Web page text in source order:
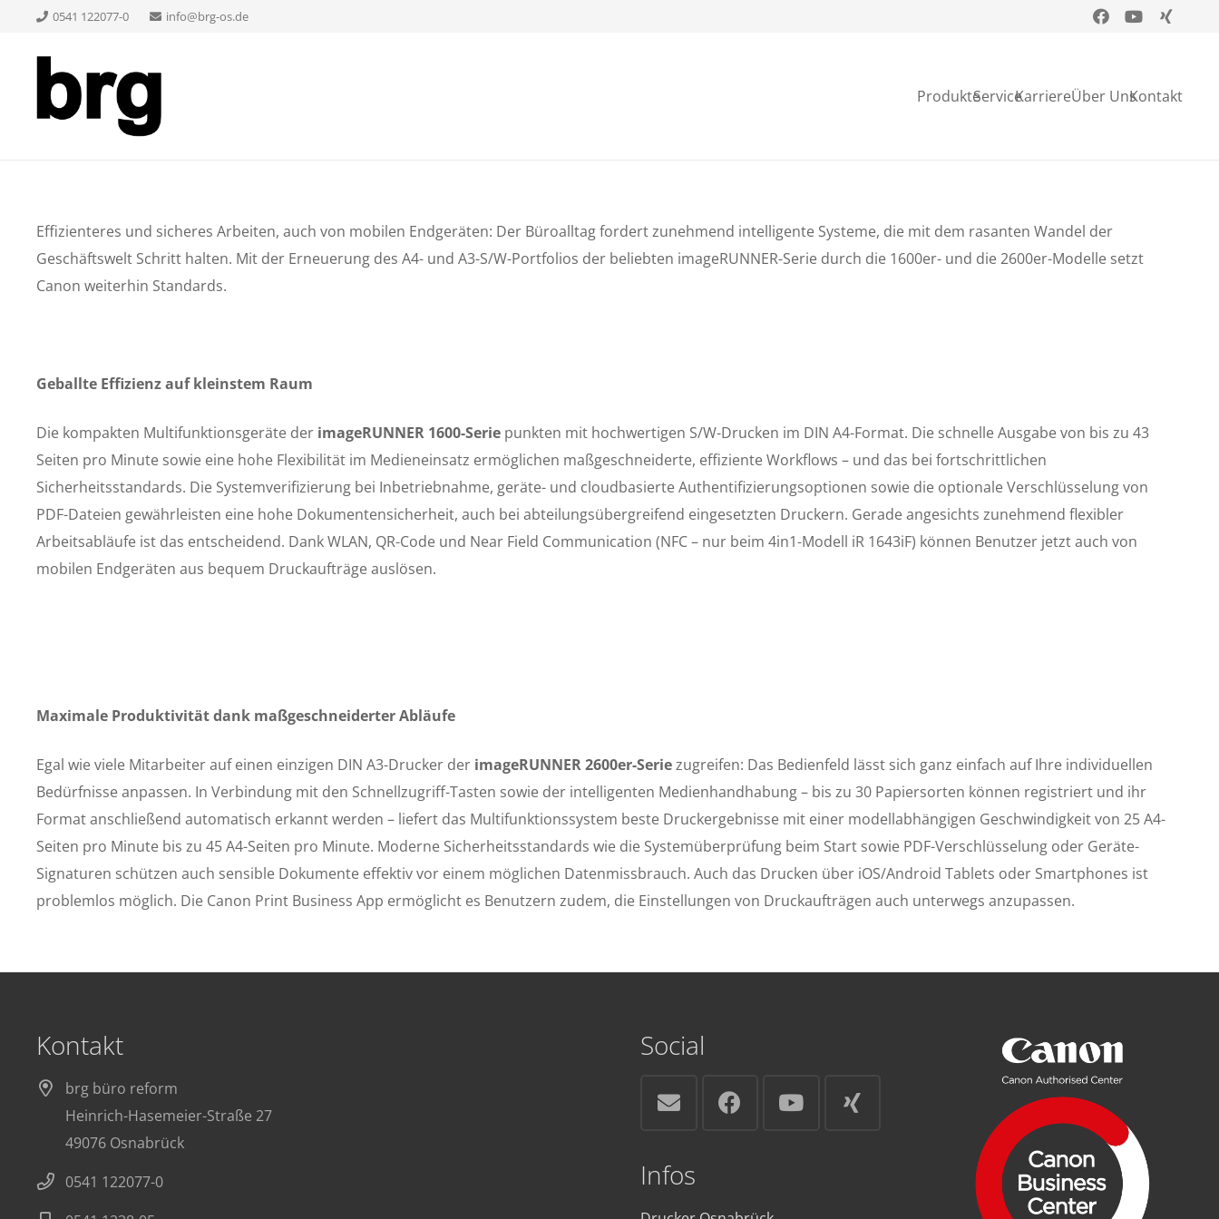
0541 122077-0 info@brg-os.de
ProdukteServiceKarriereÜber UnsKontakt
Effizienteres und sicheres Arbeiten, auch von mobilen Endgeräten: Der Büroalltag fordert zunehmend intelligente Systeme, die mit dem rasanten Wandel der
Geschäftswelt Schritt halten. Mit der Erneuerung des A4- und A3-S/W-Portfolios der beliebten imageRUNNER-Serie durch die 1600er- und die 2600er-Modelle setzt
Canon weiterhin Standards.
Geballte Effizienz auf kleinstem Raum
Die kompakten Multifunktionsgeräte der imageRUNNER 1600-Serie punkten mit hochwertigen S/W-Drucken im DIN A4-Format. Die schnelle Ausgabe von bis zu 43
Seiten pro Minute sowie eine hohe Flexibilität im Medieneinsatz ermöglichen maßgeschneiderte, effiziente Workflows – und das bei fortschrittlichen
Sicherheitsstandards. Die Systemverifizierung bei Inbetriebnahme, geräte- und cloudbasierte Authentifizierungsoptionen sowie die optionale Verschlüsselung von
PDF-Dateien gewährleisten eine hohe Dokumentensicherheit, auch bei abteilungsübergreifend eingesetzten Druckern. Gerade angesichts zunehmend flexibler
Arbeitsabläufe ist das entscheidend. Dank WLAN, QR-Code und Near Field Communication (NFC – nur beim 4in1-Modell iR 1643iF) können Benutzer jetzt auch von
mobilen Endgeräten aus bequem Druckaufträge auslösen.
Maximale Produktivität dank maßgeschneiderter Abläufe
Egal wie viele Mitarbeiter auf einen einzigen DIN A3-Drucker der imageRUNNER 2600er-Seriezugreifen: Das Bedienfeld lässt sich ganz einfach auf Ihre individuellen
Bedürfnisse anpassen. In Verbindung mit den Schnellzugriff-Tasten sowie der intelligenten Medienhandhabung – bis zu 30 Papiersorten können registriert und ihr
Format anschließend automatisch erkannt werden – liefert das Multifunktionssystem beste Druckergebnisse mit einer modellabhängigen Geschwindigkeit von 25 A4-
Seiten pro Minute bis zu 45 A4-Seiten pro Minute. Moderne Sicherheitsstandards wie die Systemüberprüfung beim Start sowie PDF-Verschlüsselung oder Geräte-
Signaturen schützen auch sensible Dokumente effektiv vor einem möglichen Datenmissbrauch. Auch das Drucken über iOS/Android Tablets oder Smartphones ist
problemlos möglich. Die Canon Print Business App ermöglicht es Benutzern zudem, die Einstellungen von Druckaufträgen auch unterwegs anzupassen.
Kontakt
brg büro reform
Heinrich-Hasemeier-Straße 27
49076 Osnabrück
0541 122077-0
Social
Infos